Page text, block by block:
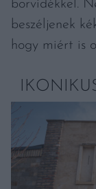
borvidékkel.
beszéljenek
hogy miért is